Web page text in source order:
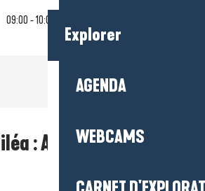
Explorer
AGENDA
WEBCAMS
13 juillet 2026
09:00 - 10:00
: Atelier peinture